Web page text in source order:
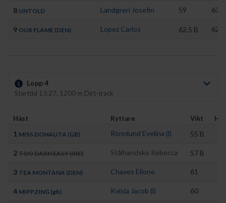
8 UNTOLD Landgren Josefin 59 63
9 OUR FLAME (DEN) Lopez Carlos 62.5 B 62
Lopp 4
Starttid 13:27, 1200 m Dirt-track
Häst Ryttare Vikt
1 MISS DONALITA (GB) Rönnlund Evelina (l) 55 B
2 TOO DARN EASY (IRE) Stålhandske Rebecca 57 B
3 TEA MONTANA (DEN) Chaves Elione 61
4 MIPPZING (gb) Kvisla Jacob (l) 60